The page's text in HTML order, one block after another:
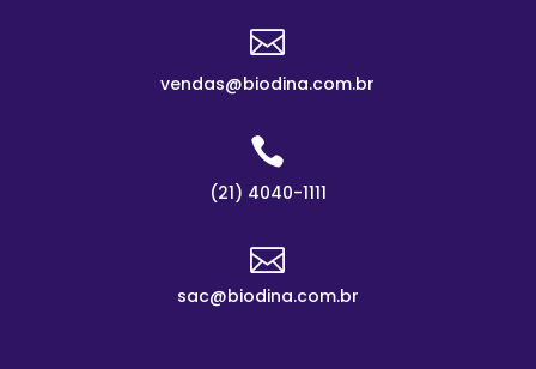

vendas@biodina.com.br

(21) 4040-1111

sac@biodina.com.br